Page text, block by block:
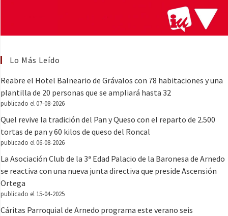
Lo Más Leído
Reabre el Hotel Balneario de Grávalos con 78 habitaciones y una
plantilla de 20 personas que se ampliará hasta 32
publicado el 07-08-2026
Quel revive la tradición del Pan y Queso con el reparto de 2.500
tortas de pan y 60 kilos de queso del Roncal
publicado el 06-08-2026
La Asociación Club de la 3ª Edad Palacio de la Baronesa de Arnedo
se reactiva con una nueva junta directiva que preside Ascensión
Ortega
publicado el 15-04-2025
Cáritas Parroquial de Arnedo programa este verano seis